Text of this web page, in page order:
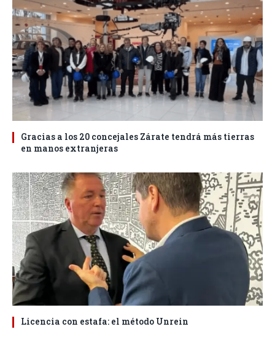
Gracias a los 20 concejales Zárate tendrá más tierras
en manos extranjeras
Licencia con estafa: el método Unrein